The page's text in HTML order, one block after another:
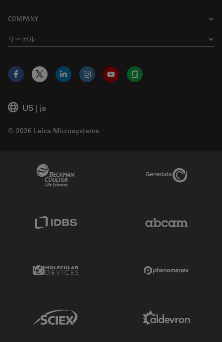
COMPANY
リーガル
US | ja
© 2026 Leica Microsystems
Facebook
X LinkedInInstagramYouTubeGlassdoor
Genedata Link
Molecular Devices Link
Sciex Link